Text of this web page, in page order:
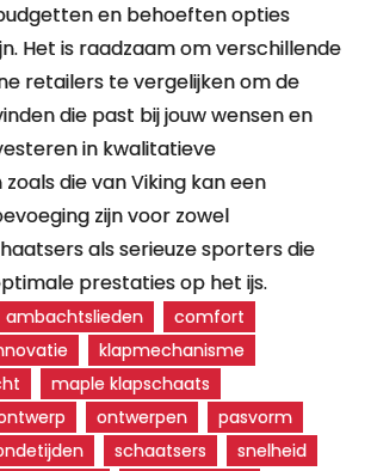
en behoeften opties
Het is raadzaam om verschillende
retailers te vergelijken om de
die past bij jouw wensen en
in kwalitatieve
die van Viking kan een
zijn voor zowel
als serieuze sporters die
prestaties op het ijs.
ambachtslieden
comfort
klapmechanisme
maple klapschaats
ontwerpen
pasvorm
schaatsers
snelheid